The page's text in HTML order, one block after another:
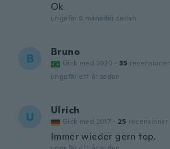
Ok
ungefär 6 månader sedan
B Bruno
Gick med 2020 · 35 recensioner
ungefär ett år sedan
U Ulrich
Gick med 2017 · 25 recensioner
Immer wieder gern top.